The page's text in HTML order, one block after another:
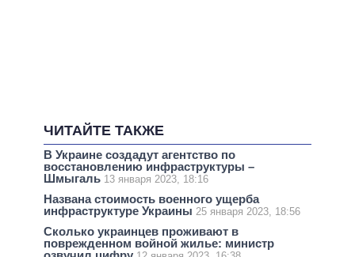
ЧИТАЙТЕ ТАКЖЕ
В Украине создадут агентство по
восстановлению инфраструктуры –
Шмыгаль 13 января 2023, 18:16
Названа стоимость военного ущерба
инфраструктуре Украины 25 января 2023, 18:56
Сколько украинцев проживают в
поврежденном войной жилье: министр